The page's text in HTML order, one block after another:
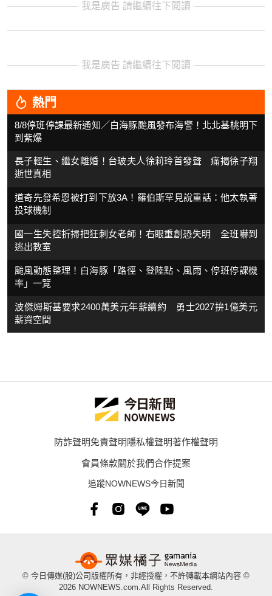
我是廣告 請繼續往下閱讀
我是廣告 請繼續往下閱讀
熱門
8/8停班停課最新通知／白海豚颱風發布海警！北北基桃明下
到紫爆
長子輕生、繼女離婚！台玻夫人徐莉玲首發聲 痛揭徐子翔
逝世真相
道奇先發希恩被打到下放3A！羅伯斯罕見說重話：他太執著
投球機制
國一生失控折掃把狂刺女老師！右眼重創恐失明 全班嚇到
逃出教室
颱風動態整理！白海豚「路徑、登陸點、風雨、停班停課機
率」一覽
波傑姆斯基要求2400萬美元年薪續約 勇士2027拚1億美元
薪資空間
防詐聲明免責聲明隱私權聲明著作權聲明
會員條款關於我們合作提案
追蹤NOWNEWS今日新聞
© 今日傳媒(股)公司版權所有，非經授權，不許轉載本網站內容 ©
2026 NOWNEWS.com.All Rights Reserved.